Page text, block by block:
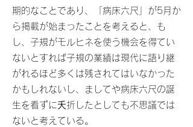
期的なことであり、「病床六尺」が5月か
ら掲載が始まったことを考えると、も
し、子規がモルヒネを使う機会を得てい
ないとすれば子規の業績は現代に語り継
がれるほど多くは残されてはいなかった
かもしれないし、ましてや病床六尺の誕
生を看ずに夭折したとしても不思議では
ないと考えている。